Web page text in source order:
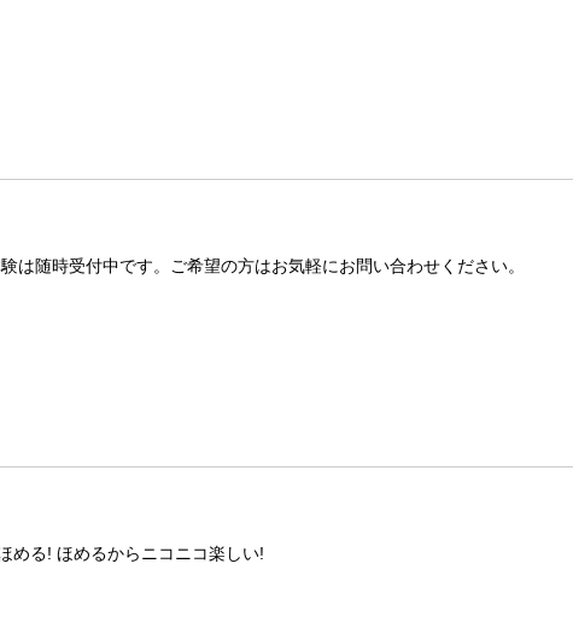
は随時受付中です。ご希望の方はお気軽にお問い合わせください。
める! ほめるからニコニコ楽しい!